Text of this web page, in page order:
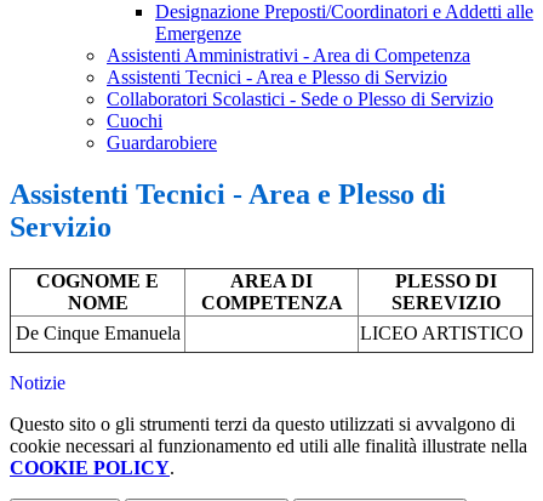
Designazione Preposti/Coordinatori e Addetti alle
Emergenze
Assistenti Amministrativi - Area di Competenza
Assistenti Tecnici - Area e Plesso di Servizio
Collaboratori Scolastici - Sede o Plesso di Servizio
Cuochi
Guardarobiere
Assistenti Tecnici - Area e Plesso di
Servizio
COGNOME E
NOME
AREA DI
COMPETENZA
PLESSO DI
SEREVIZIO
De Cinque Emanuela
LICEO ARTISTICO
Notizie
Questo sito o gli strumenti terzi da questo utilizzati si avvalgono di
cookie necessari al funzionamento ed utili alle finalità illustrate nella
COOKIE POLICY.